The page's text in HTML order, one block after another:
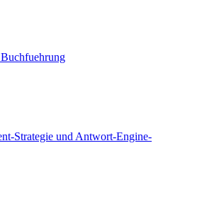
Strategie und Antwort-Engine-